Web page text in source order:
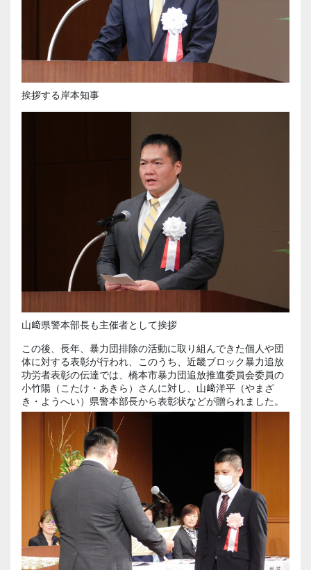
挨拶する岸本知事
山﨑県警本部長も主催者として挨拶
この後、長年、暴力団排除の活動に取り組んできた個人や団
体に対する表彰が行われ、このうち、近畿ブロック暴力追放
功労者表彰の伝達では、橋本市暴力団追放推進委員会委員の
小竹陽（こたけ・あきら）さんに対し、山﨑洋平（やまざ
き・ようへい）県警本部長から表彰状などが贈られました。